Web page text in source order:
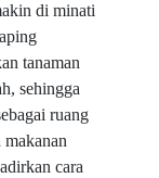
di minati
tanaman
sehingga
ruang
makanan
cara